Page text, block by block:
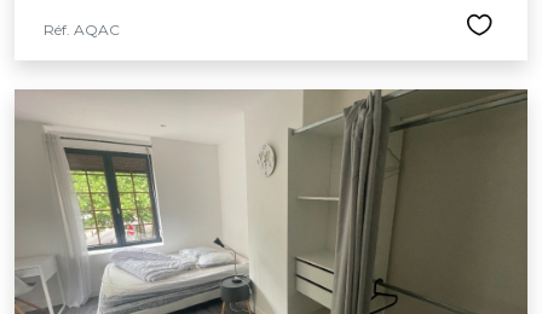
Réf. AQAC